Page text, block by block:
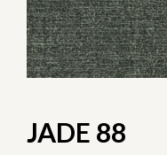
JADE 88